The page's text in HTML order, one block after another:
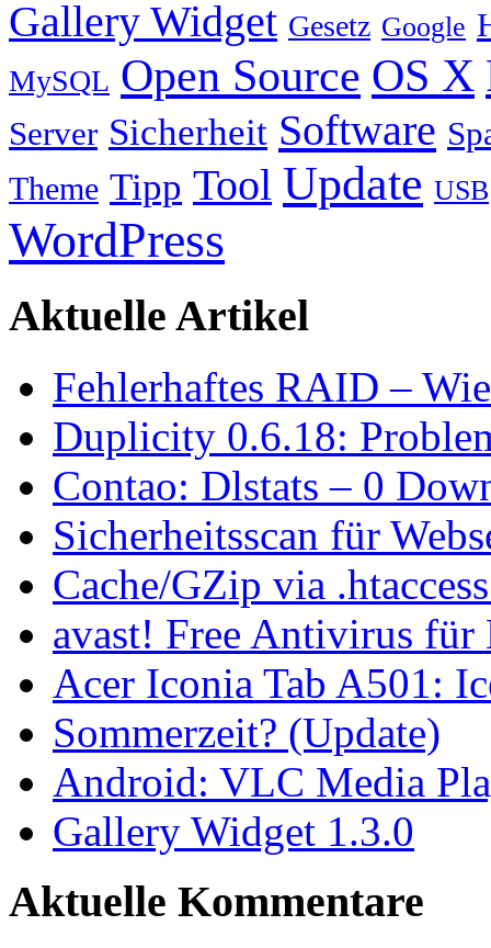
Gallery Widget Gesetz Google
MySQL Open Source OS X
Server Sicherheit Software
Theme Tipp Tool Update USB
WordPress
Aktuelle Artikel
Fehlerhaftes RAID –
Duplicity 0.6.18:
Contao: Dlstats – 0
Sicherheitsscan für
Cache/GZip via
avast! Free Antivirus
Acer Iconia Tab A501:
Sommerzeit? (Update)
Android: VLC Media
Gallery Widget 1.3.0
Aktuelle Kommentare